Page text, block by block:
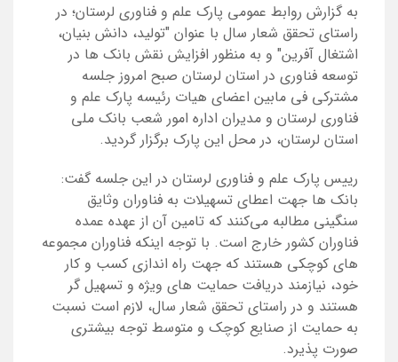
به گزارش روابط عمومی پارک علم و فناوری لرستان؛ در
راستای تحقق شعار سال با عنوان "تولید، دانش بنیان،
اشتغال آفرین" و به منظور افزایش نقش بانک ها در
توسعه فناوری در استان لرستان صبح امروز جلسه
مشترکی فی مابین اعضای هیات رئیسه پارک علم و
فناوری لرستان و مدیران اداره امور شعب بانک ملی
استان لرستان، در محل این پارک برگزار گردید.
رییس پارک علم و فناوری لرستان در این جلسه گفت:
بانک ها جهت اعطای تسهیلات به فناوران وثایق
سنگینی مطالبه می‌کنند که تامین آن از عهده عمده
فناوران کشور خارج است. با توجه اینکه فناوران مجموعه
های کوچکی هستند که جهت راه اندازی کسب و کار
خود، نیازمند دریافت حمایت های ویژه و تسهیل گر
هستند و در راستای تحقق شعار سال، لازم است نسبت
به حمایت از صنایع کوچک و متوسط توجه بیشتری
صورت پذیرد.